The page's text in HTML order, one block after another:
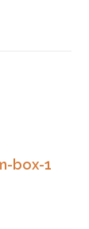
box-1